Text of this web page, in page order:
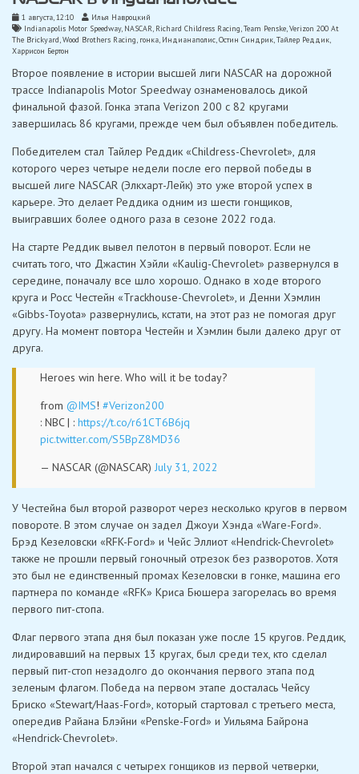
1 августа, 12:10
Илья Навроцкий
Indianapolis Motor Speedway, NASCAR, Richard Childress Racing,Team Penske,Verizon 200 At
The Brickyard,Wood Brothers Racing, гонка, Индианаполис,Остин Синдрик,Тайлер Реддик
Харрисон Бертон
Второе появление в истории высшей лиги NASCAR на дорожной
трассе Indianapolis Motor Speedway ознаменовалось дикой
финальной фазой. Гонка этапа Verizon 200 с 82 кругами
завершилась 86 кругами, прежде чем был объявлен победитель.
Победителем стал Тайлер Реддик «Childress-Chevrolet», для
которого через четыре недели после его первой победы в
высшей лиге NASCAR (Элкхарт-Лейк) это уже второй успех в
карьере. Это делает Реддика одним из шести гонщиков,
выигравших более одного раза в сезоне 2022 года.
На старте Реддик вывел пелотон в первый поворот. Если не
считать того, что Джастин Хэйли «Kaulig-Chevrolet» развернулся в
середине, поначалу все шло хорошо. Однако в ходе второго
круга и Росс Честейн «Trackhouse-Chevrolet», и Денни Хэмлин
«Gibbs-Toyota» развернулись, кстати, на этот раз не помогая друг
другу. На момент повтора Честейн и Хэмлин были далеко друг от
друга.
Heroes win here. Who will it be today?
from @IMS! #Verizon200
: NBC | : https://t.co/r61CT6B6jq
pic.twitter.com/S5BpZ8MD36
— NASCAR (@NASCAR) July 31, 2022
У Честейна был второй разворот через несколько кругов в первом
повороте. В этом случае он задел Джоуи Хэнда «Ware-Ford».
Брэд Кезеловски «RFK-Ford» и Чейс Эллиот «Hendrick-Chevrolet»
также не прошли первый гоночный отрезок без разворотов. Хотя
это был не единственный промах Кезеловски в гонке, машина его
партнера по команде «RFK» Криса Бюшера загорелась во время
первого пит-стопа.
Флаг первого этапа дня был показан уже после 15 кругов. Реддик,
лидировавший на первых 13 кругах, был среди тех, кто сделал
первый пит-стоп незадолго до окончания первого этапа под
зеленым флагом. Победа на первом этапе досталась Чейсу
Бриско «Stewart/Haas-Ford», который стартовал с третьего места,
опередив Райана Блэйни «Penske-Ford» и Уильяма Байрона
«Hendrick-Chevrolet».
Второй этап начался с четырех гонщиков из первой четверки,